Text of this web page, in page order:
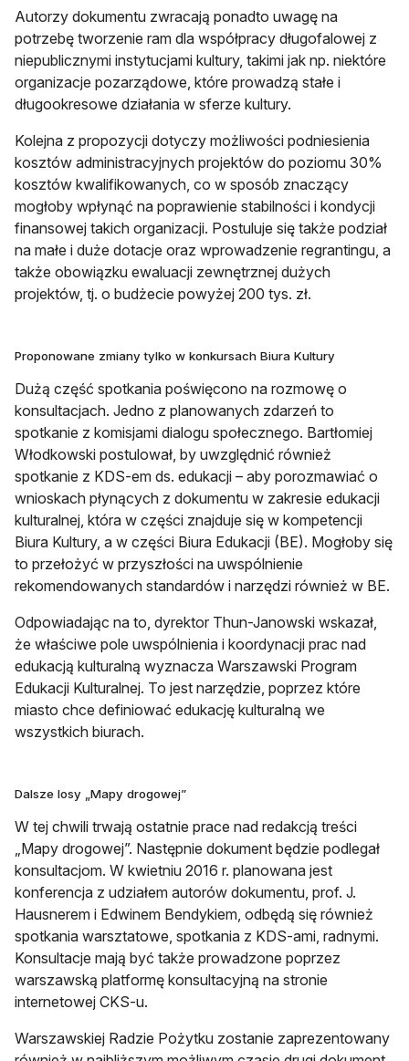
Autorzy dokumentu zwracają ponadto uwagę na
potrzebę tworzenie ram dla współpracy długofalowej z
niepublicznymi instytucjami kultury, takimi jak np. niektóre
organizacje pozarządowe, które prowadzą stałe i
długookresowe działania w sferze kultury.
Kolejna z propozycji dotyczy możliwości podniesienia
kosztów administracyjnych projektów do poziomu 30%
kosztów kwalifikowanych, co w sposób znaczący
mogłoby wpłynąć na poprawienie stabilności i kondycji
finansowej takich organizacji. Postuluje się także podział
na małe i duże dotacje oraz wprowadzenie regrantingu, a
także obowiązku ewaluacji zewnętrznej dużych
projektów, tj. o budżecie powyżej 200 tys. zł.
Proponowane zmiany tylko w konkursach Biura Kultury
Dużą część spotkania poświęcono na rozmowę o
konsultacjach. Jedno z planowanych zdarzeń to
spotkanie z komisjami dialogu społecznego. Bartłomiej
Włodkowski postulował, by uwzględnić również
spotkanie z KDS-em ds. edukacji – aby porozmawiać o
wnioskach płynących z dokumentu w zakresie edukacji
kulturalnej, która w części znajduje się w kompetencji
Biura Kultury, a w części Biura Edukacji (BE). Mogłoby się
to przełożyć w przyszłości na uwspólnienie
rekomendowanych standardów i narzędzi również w BE.
Odpowiadając na to, dyrektor Thun-Janowski wskazał,
że właściwe pole uwspólnienia i koordynacji prac nad
edukacją kulturalną wyznacza Warszawski Program
Edukacji Kulturalnej. To jest narzędzie, poprzez które
miasto chce definiować edukację kulturalną we
wszystkich biurach.
Dalsze losy „Mapy drogowej”
W tej chwili trwają ostatnie prace nad redakcją treści
„Mapy drogowej”. Następnie dokument będzie podlegał
konsultacjom. W kwietniu 2016 r. planowana jest
konferencja z udziałem autorów dokumentu, prof. J.
Hausnerem i Edwinem Bendykiem, odbędą się również
spotkania warsztatowe, spotkania z KDS-ami, radnymi.
Konsultacje mają być także prowadzone poprzez
warszawską platformę konsultacyjną na stronie
internetowej CKS-u.
Warszawskiej Radzie Pożytku zostanie zaprezentowany